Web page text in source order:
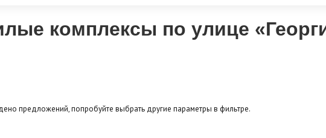
комплексы по улице
предложений, попробуйте выбрать другие параметры в фильтре.